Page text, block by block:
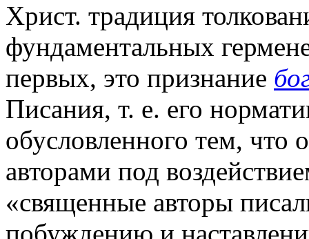
Христ. традиция
фундаментальных
первых, это признание
Писания, т. е. его
обусловленного тем,
авторами под
«священные авторы